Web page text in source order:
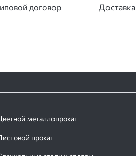
договор
Доставка
металлопрокат
прокат